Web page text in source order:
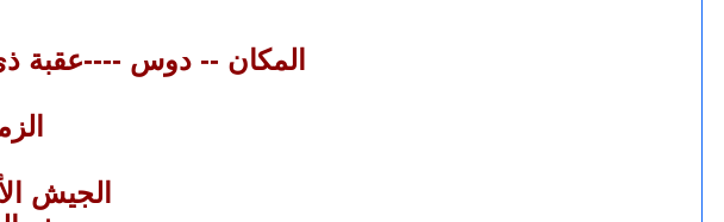
المكان -- دوس ----عقبة
الجيش